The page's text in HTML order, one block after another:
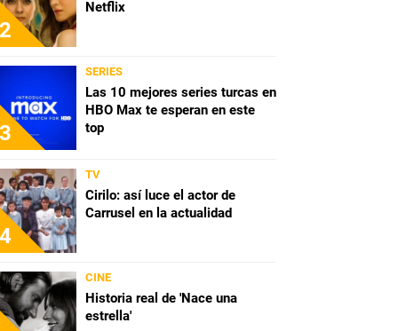
2
Netflix
3
SERIES
Las 10 mejores series turcas en
HBO Max te esperan en este
top
4
TV
Cirilo: así luce el actor de
Carrusel en la actualidad
CINE
Historia real de 'Nace una
estrella'